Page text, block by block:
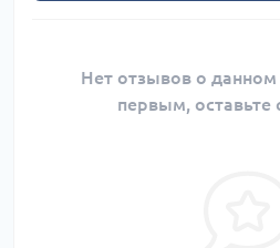
Нет отзывов о данном
первым, оставьте